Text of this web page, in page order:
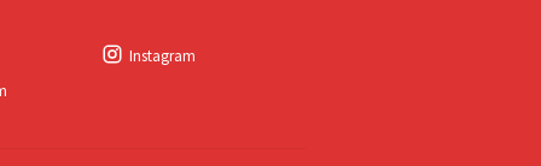
Instagram